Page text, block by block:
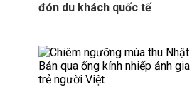
đón du khách quốc tế